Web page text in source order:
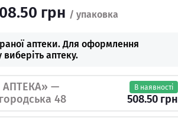
грн
аптеки. Для оформлення
аптеку.
—
48
В наявності
508.50 грн